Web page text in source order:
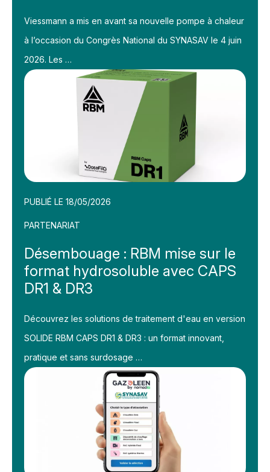
Viessmann a mis en avant sa nouvelle pompe à chaleur
à l’occasion du Congrès National du SYNASAV le 4 juin
2026. Les …
PUBLIÉ LE 18/05/2026
PARTENARIAT
Désembouage : RBM mise sur le
format hydrosoluble avec CAPS
DR1 & DR3
Découvrez les solutions de traitement d'eau en version
SOLIDE RBM CAPS DR1 & DR3 : un format innovant,
pratique et sans surdosage …